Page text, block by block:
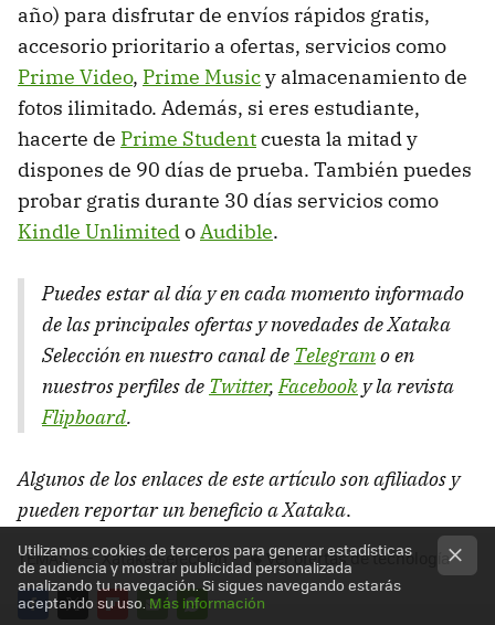
año) para disfrutar de envíos rápidos gratis,
accesorio prioritario a ofertas, servicios como
Prime Video, Prime Musicy almacenamiento de
fotos ilimitado. Además, si eres estudiante,
hacerte de Prime Studentcuesta la mitad y
dispones de 90 días de prueba. También puedes
probar gratis durante 30 días servicios como
Kindle UnlimitedoAudible.
Puedes estar al día y en cada momento informado
de las principales ofertas y novedades de Xataka
Selección en nuestro canal de Telegramo en
nuestros perfiles de Twitter,Facebook y la revista
Flipboard.
Algunos de los enlaces de este artículo son afiliados y
pueden reportar un beneficio a Xataka.
TEMAS Xataka Selección Ver ofertas de tecnología
Utilizamos cookies de terceros para generar estadísticas
de audiencia y mostrar publicidad personalizada
analizando tu navegación. Si sigues navegando estarás
aceptando su uso. Más información